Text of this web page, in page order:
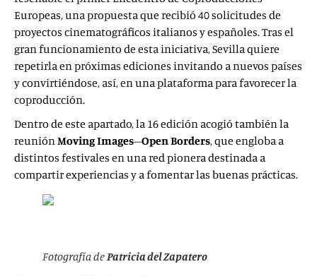
Europeas, una propuesta que recibió 40 solicitudes de
proyectos cinematográficos italianos y españoles. Tras el
gran funcionamiento de esta iniciativa, Sevilla quiere
repetirla en próximas ediciones invitando a nuevos países
y convirtiéndose, así, en una plataforma para favorecer la
coproducción.
Dentro de este apartado, la 16 edición acogió también la
reuniónMovingImages–Open Borders, que engloba a
distintos festivales en una red pionera destinada a
compartir experiencias y a fomentar las buenas prácticas.
Fotografía dePatricia del Zapatero